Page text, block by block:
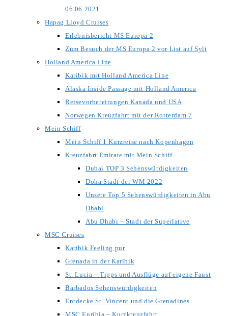
06.06.2021
Hapag Lloyd Cruises
Erlebnisbericht MS Europa 2
Zum Besuch der MS Europa 2 vor List auf Sylt
Holland America Line
Karibik mit Holland America Line
Alaska Inside Passage mit Holland America
Reisevorbereitungen Kanada und USA
Norwegen Kreuzfahrt mit der Rotterdam 7
Mein Schiff
Mein Schiff 1 Kurzreise nach Kopenhagen
Kreuzfahrt Emirate mit Mein Schiff
Dubai TOP 3 Sehenswürdigkeiten
Doha Stadt der WM 2022
Unsere Top 5 Sehenswürdigkeiten in Abu
Dhabi
Abu Dhabi – Stadt der Superlative
MSC Cruises
Karibik Feeling pur
Grenada in der Karibik
St. Lucia – Tipps und Ausflüge auf eigene Faust
Barbados Sehenswürdigkeiten
Entdecke St. Vincent und die Grenadines
MSC Euribia – Kurzkreuzfahrt